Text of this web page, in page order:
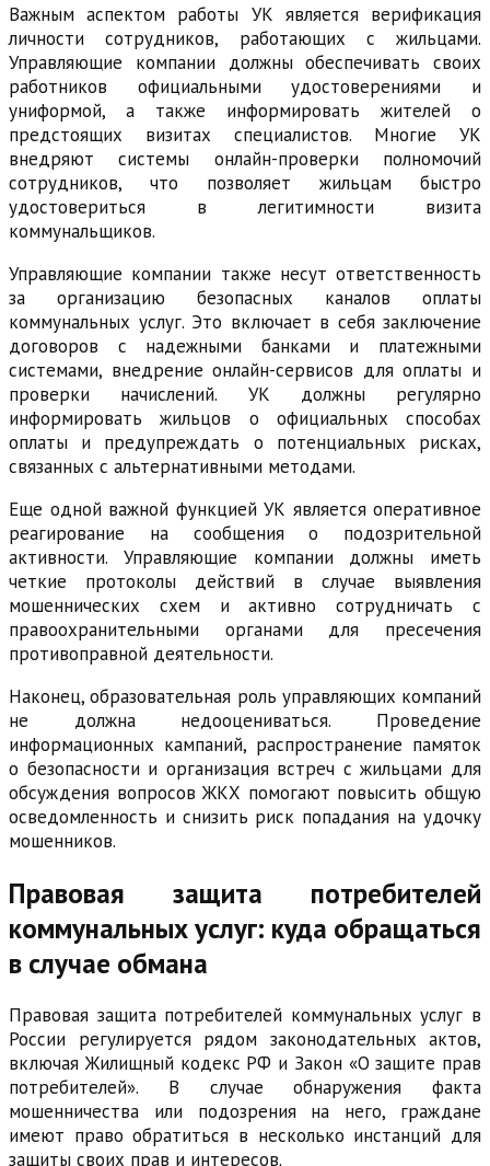
Важным аспектом работы УК является верификация
личности сотрудников, работающих с жильцами.
Управляющие компании должны обеспечивать своих
работников официальными удостоверениями и
униформой, а также информировать жителей о
предстоящих визитах специалистов. Многие УК
внедряют системы онлайн-проверки полномочий
сотрудников, что позволяет жильцам быстро
удостовериться в легитимности визита
коммунальщиков.
Управляющие компании также несут ответственность
за организацию безопасных каналов оплаты
коммунальных услуг. Это включает в себя заключение
договоров с надежными банками и платежными
системами, внедрение онлайн-сервисов для оплаты и
проверки начислений. УК должны регулярно
информировать жильцов о официальных способах
оплаты и предупреждать о потенциальных рисках,
связанных с альтернативными методами.
Еще одной важной функцией УК является оперативное
реагирование на сообщения о подозрительной
активности. Управляющие компании должны иметь
четкие протоколы действий в случае выявления
мошеннических схем и активно сотрудничать с
правоохранительными органами для пресечения
противоправной деятельности.
Наконец, образовательная роль управляющих компаний
не должна недооцениваться. Проведение
информационных кампаний, распространение памяток
о безопасности и организация встреч с жильцами для
обсуждения вопросов ЖКХ помогают повысить общую
осведомленность и снизить риск попадания на удочку
мошенников.
Правовая защита потребителей
коммунальных услуг: куда обращаться
в случае обмана
Правовая защита потребителей коммунальных услуг в
России регулируется рядом законодательных актов,
включая Жилищный кодекс РФ и Закон «О защите прав
потребителей». В случае обнаружения факта
мошенничества или подозрения на него, граждане
имеют право обратиться в несколько инстанций для
защиты своих прав и интересов.